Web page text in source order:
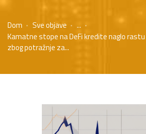
Dom Sve objave
...
Kamatne stope na DeFi kredite naglo rastu
zbog potražnje za...